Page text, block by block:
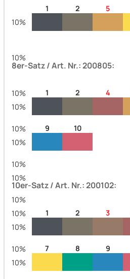
10%
10%
10%
10%
10%
10%
1 2 5
8er-Satz / Art. Nr.: 200805:
10%
10%
10%
10%
10%
1 2 4
9 10
10er-Satz / Art. Nr.: 200102:
10%
10%
1 2 3
7 8 9